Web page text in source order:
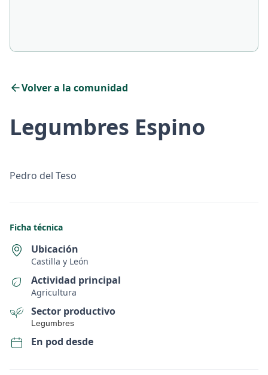
Volver a la comunidad
Legumbres Espino
Pedro del Teso
Ficha técnica
Ubicación
Castilla y León
Actividad principal
Agricultura
Sector productivo
Legumbres
En pod desde